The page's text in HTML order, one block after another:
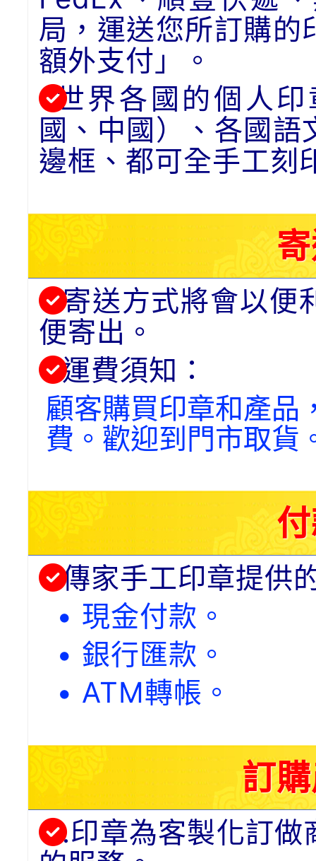
局，運送您所訂購的
額外支付」。
世界各國的個人
國、中國）、各國
邊框、都可全手工刻
寄送方式將會以便
便寄出。
運費須知：
顧客購買印章和產品
費。歡迎到門市取貨
傳家手工印章提供
• 現金付款。
• 銀行匯款。
• ATM轉帳。
訂
.印章為客製化訂做